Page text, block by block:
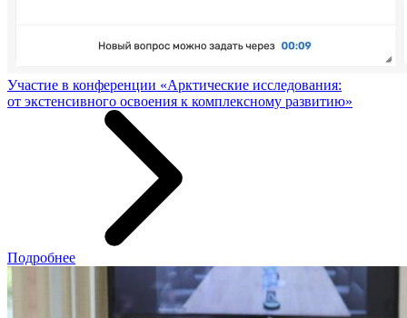
Участие в конференции «Арктические исследования:
от экстенсивного освоения к комплексному развитию»
Подробнее